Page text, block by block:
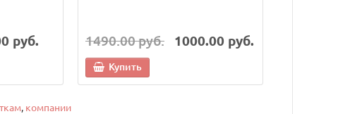
руб. 1490.00 руб. 1000.00 руб.
Купить
, компании